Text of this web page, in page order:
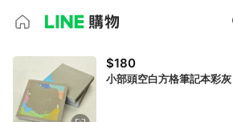
$180
小部頭空白方格筆記本彩灰